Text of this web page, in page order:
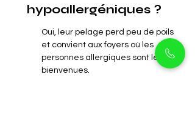
hypoallergéniques ?
Oui, leur pelage perd peu de poils
et convient aux foyers où les
personnes allergiques sont les
bienvenues.